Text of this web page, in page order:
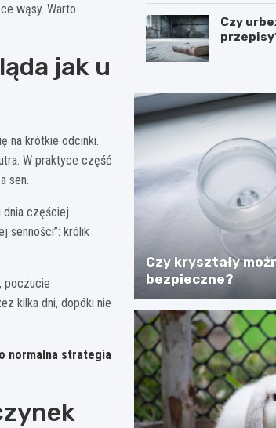
wąsy. Warto
jak u
na krótkie odcinki.
W praktyce część
sen.
częściej
senności”: królik
poczucie
kilka dni, dopóki nie
normalna strategia
Czy
Czy kryształy
bezpieczne?